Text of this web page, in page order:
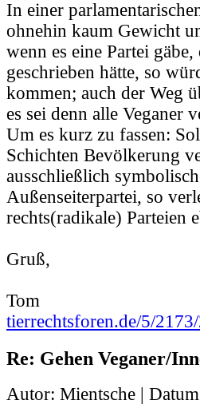
In einer
ohnehin kaum Gewicht
wenn es eine Partei
geschrieben hätte, so
kommen; auch der Weg
es sei denn alle Veganer
Um es kurz zu fassen:
Schichten Bevölkerung
ausschließlich
Außenseiterpartei, so
rechts(radikale) Parteien
Gruß,
Tom
tierrechtsforen.de/5/
Re: Gehen Veganer/
Autor: Mientsche |